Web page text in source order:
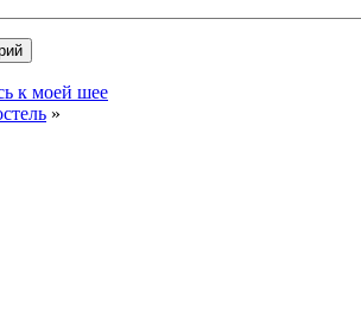
к моей шее
»